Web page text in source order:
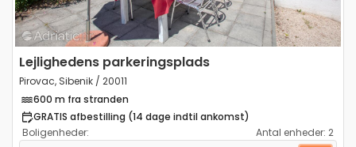
Lejlighedens parkeringsplads
Pirovac, Sibenik / 20011
600 m fra stranden
GRATIS afbestilling (14 dage indtil ankomst)
Boligenheder:
Antal enheder: 2